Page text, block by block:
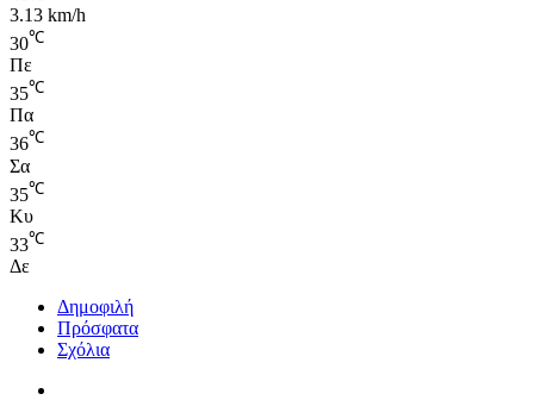
3.13 km/h
30℃
Πε
35℃
Πα
36℃
Σα
35℃
Κυ
33℃
Δε
Δημοφιλή
Πρόσφατα
Σχόλια